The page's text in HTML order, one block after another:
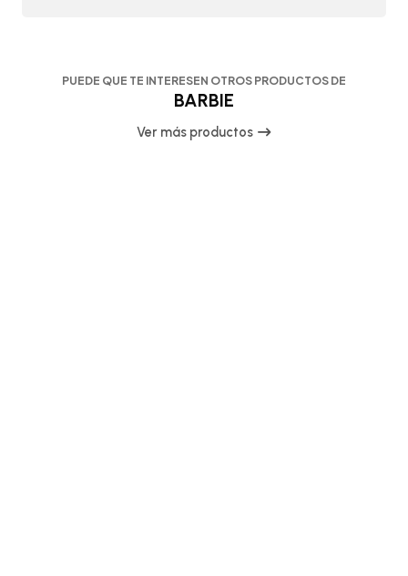
PUEDE QUE TE INTERESEN OTROS PRODUCTOS DE
BARBIE
Ver más productos